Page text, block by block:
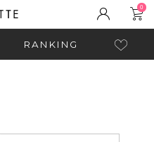
0
RANKING